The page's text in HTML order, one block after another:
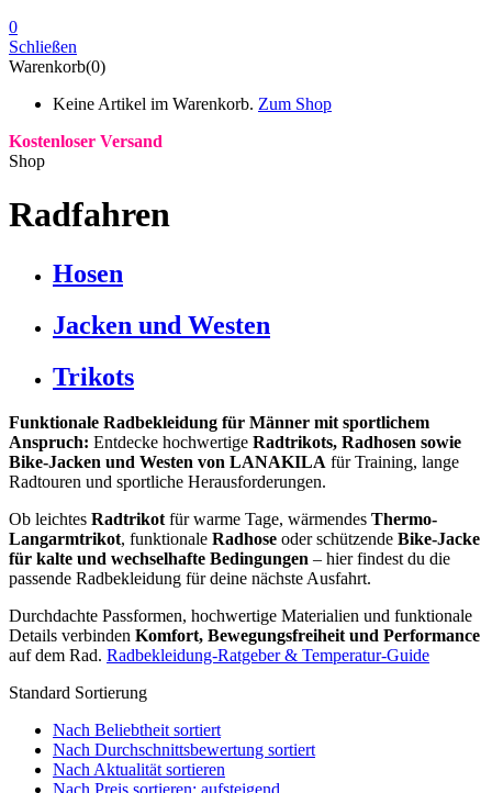
0
Schließen
Warenkorb(0)
Keine Artikel im Warenkorb. Zum Shop
Kostenloser Versand
Shop
Radfahren
Hosen
Jacken und Westen
Trikots
Funktionale Radbekleidung für Männer mit sportlichem
Anspruch: Entdecke hochwertige Radtrikots, Radhosen sowie
Bike-Jacken und Westen von LANAKILA für Training, lange
Radtouren und sportliche Herausforderungen.
Ob leichtes Radtrikotfür warme Tage, wärmendes Thermo-
Langarmtrikot, funktionale Radhose oder schützende Bike-Jacke
für kalte und wechselhafte Bedingungen – hier findest du die
passende Radbekleidung für deine nächste Ausfahrt.
Durchdachte Passformen, hochwertige Materialien und funktionale
Details verbinden Komfort, Bewegungsfreiheit und Performance
auf dem Rad. Radbekleidung-Ratgeber & Temperatur-Guide
Standard Sortierung
Nach Beliebtheit sortiert
Nach Durchschnittsbewertung sortiert
Nach Aktualität sortieren